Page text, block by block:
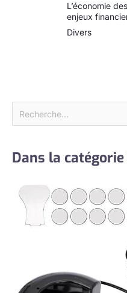
L’économie
enjeux
Divers
Dans la